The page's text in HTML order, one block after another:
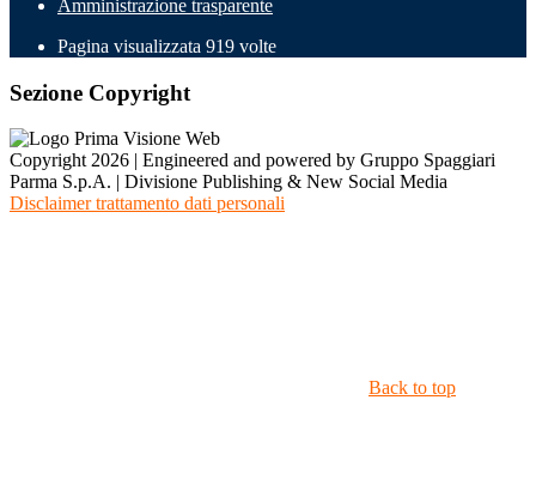
Amministrazione trasparente
Pagina visualizzata 919 volte
Sezione Copyright
Copyright 2026 | Engineered and powered by Gruppo Spaggiari
Parma S.p.A. | Divisione Publishing & New Social Media
Disclaimer trattamento dati personali
Back to top